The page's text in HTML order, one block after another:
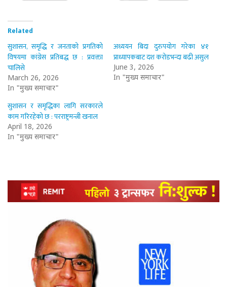
Related
सुशासन, समृद्धि र जनताको प्रगतिको
विषयमा कांग्रेस प्रतिबद्ध छ : प्रवक्ता
चालिसे
March 26, 2026
In "मुख्य समाचार"
अध्ययन बिदा दुरुपयोग गरेका ४१
प्राध्यापकबाट दश करोडभन्दा बढी असुल
June 3, 2026
In "मुख्य समाचार"
सुशासन र समृद्धिका लागि सरकारले
काम गरिरहेको छ : परराष्ट्रमन्त्री खनाल
April 18, 2026
In "मुख्य समाचार"